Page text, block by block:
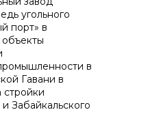
угольного
порт» в
в
Гавани в
стройки
Забайкальского